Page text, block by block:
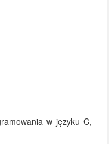
w języku C,